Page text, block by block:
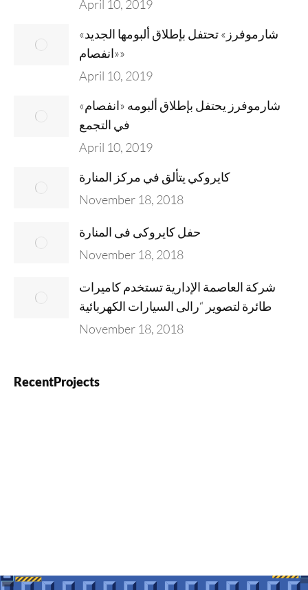
April 10, 2019
«شارموفرز» تحتفل بإطلاق ألبومها الجديد
«انفصام»
April 10, 2019
شارموفرز يحتفل بإطلاق ألبومه «انفصام»
في التجمع
April 10, 2019
كايروكي يتألق في مركز المنارة
November 18, 2018
حفل كايروكى فى المنارة
November 18, 2018
شركة العاصمة الإدارية تستخدم كاميرات
طائرة لتصوير “رالى السيارات الكهربائية
November 18, 2018
RecentProjects